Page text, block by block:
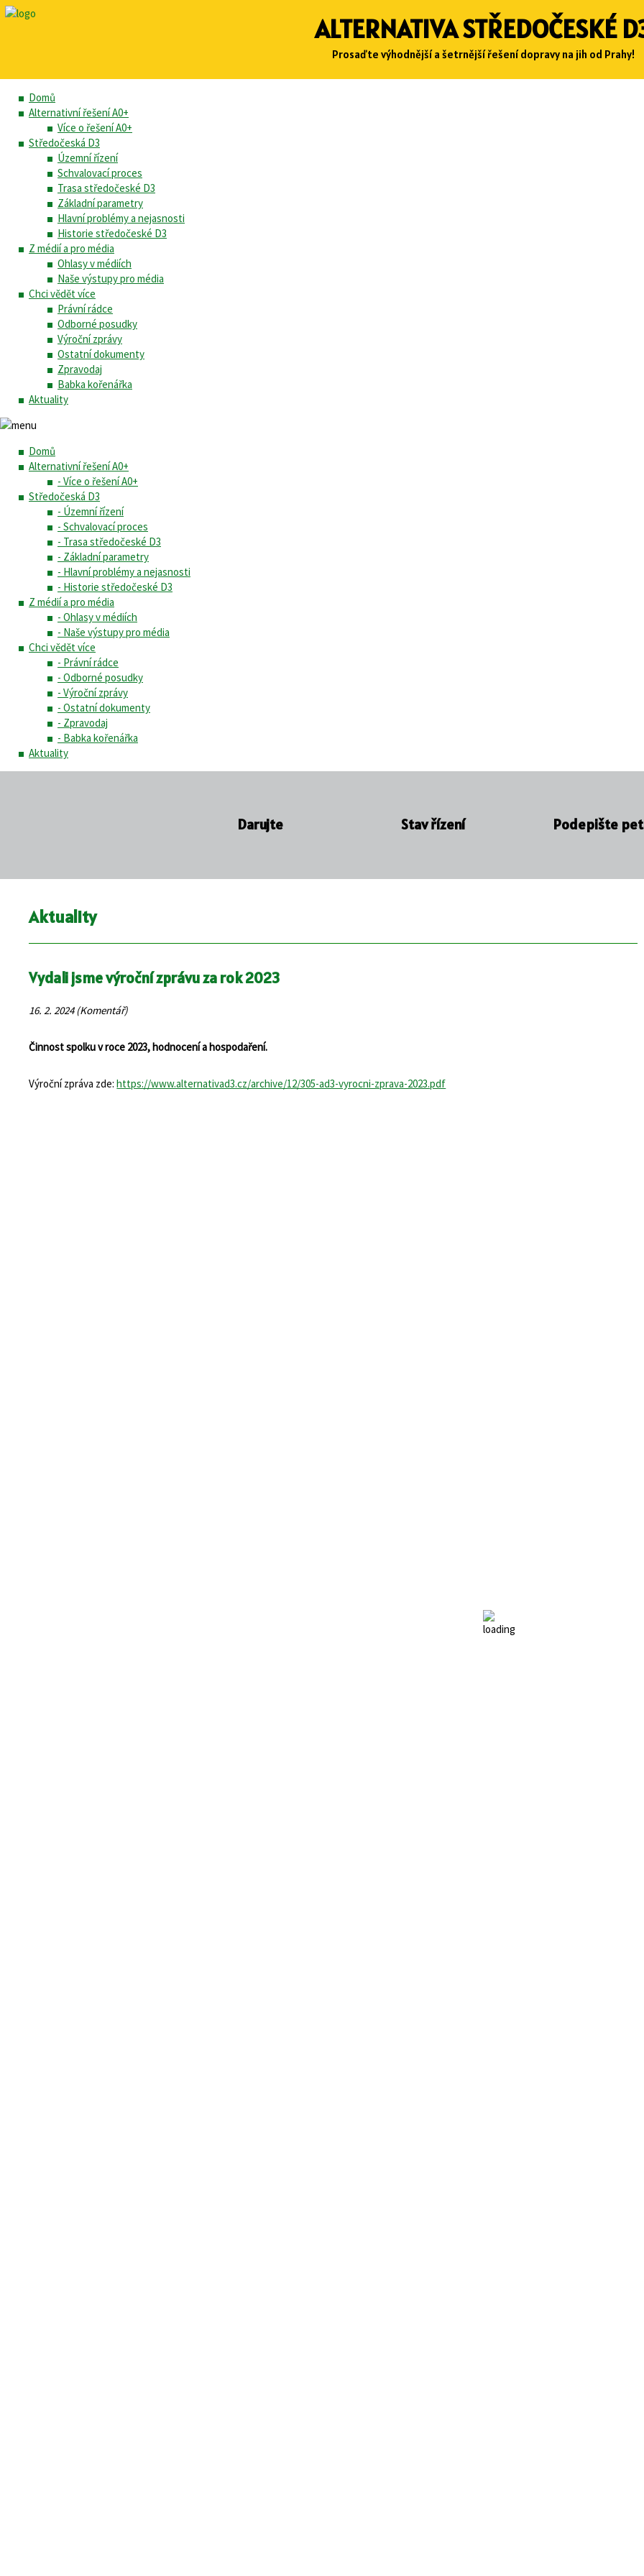
ALTERNATIVA STŘEDOČESKÉ
Prosaďte výhodnější a šetrnější řešení dopravy na jih od Prahy!
Domů
Alternativní řešení A0+
Více o řešení A0+
Středočeská D3
Územní řízení
Schvalovací proces
Trasa středočeské D3
Základní parametry
Hlavní problémy a nejasnosti
Historie středočeské D3
Z médií a pro média
Ohlasy v médiích
Naše výstupy pro média
Chci vědět více
Právní rádce
Odborné posudky
Výroční zprávy
Ostatní dokumenty
Zpravodaj
Babka kořenářka
Aktuality
Domů
Alternativní řešení A0+
- Více o řešení A0+
Středočeská D3
- Územní řízení
- Schvalovací proces
- Trasa středočeské D3
- Základní parametry
- Hlavní problémy a nejasnosti
- Historie středočeské D3
Z médií a pro média
- Ohlasy v médiích
- Naše výstupy pro média
Chci vědět více
- Právní rádce
- Odborné posudky
- Výroční zprávy
- Ostatní dokumenty
- Zpravodaj
- Babka kořenářka
Aktuality
Darujte Stav řízení Podepište
Aktuality
Vydali jsme výroční zprávu za rok 2023
16. 2. 2024 (Komentář)
Činnost spolku v roce 2023, hodnocení a hospodaření.
Výroční zpráva zde:https://www.alternativad3.cz/archive/12/305-ad3-vyrocni-zprava-2023.pdf